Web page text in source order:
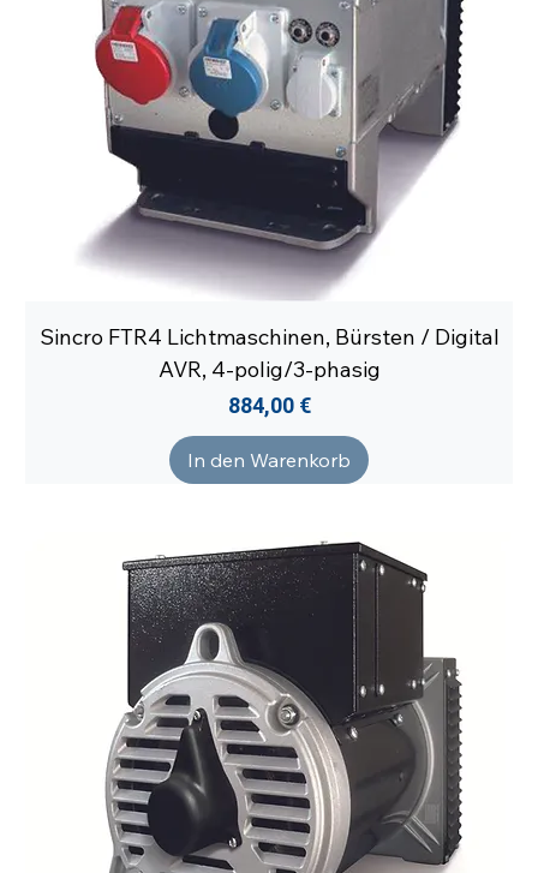
Sincro FTR4 Lichtmaschinen, Bürsten / Digital
AVR, 4-polig/3-phasig
Preis
884,00 €
In den Warenkorb